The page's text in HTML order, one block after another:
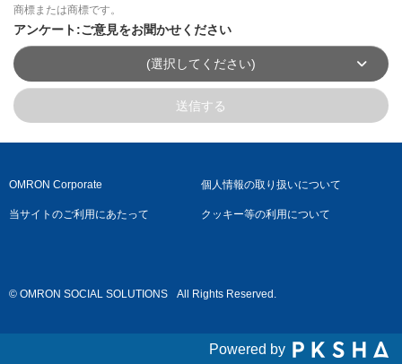
商標または商標です。
アンケート:ご意見をお聞かせください
(選択してください)
送信する
OMRON Corporate 個人情報の取り扱いについて
当サイトのご利用にあたって クッキー等の利用について
© OMRON SOCIAL SOLUTIONS All Rights Reserved.
Powered by